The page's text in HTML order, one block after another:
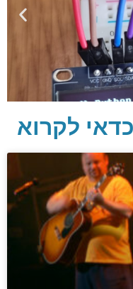
מידע ומידע
לא תמיד
לקרוא